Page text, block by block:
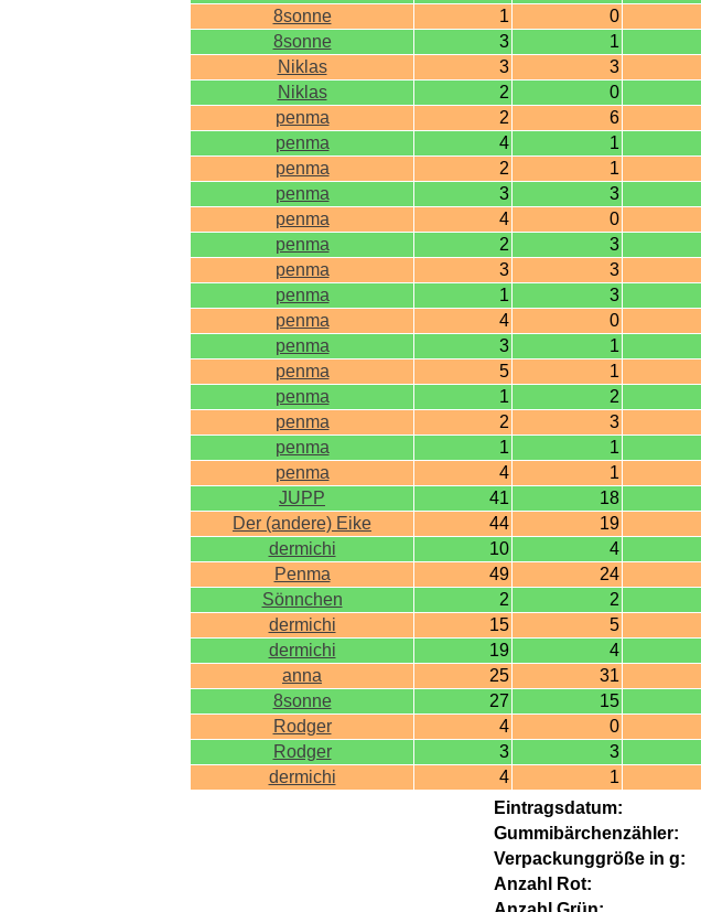
8sonne
1 0
8sonne
3 1
Niklas
3 3
Niklas
2 0
penma
2 6
penma
4 1
penma
2 1
penma
3 3
penma
4 0
penma
2 3
penma
3 3
penma
1 3
penma
4 0
penma
3 1
penma
5 1
penma
1 2
penma
2 3
penma
1 1
penma
4 1
JUPP
41 18
Der (andere) Eike
44 19
dermichi
10 4
Penma
49 24
Sönnchen
2 2
dermichi
15 5
dermichi
19 4
anna
25 31
8sonne
27 15
Rodger
4 0
Rodger
3 3
dermichi
4 1
Eintragsdatum:
Gummibärchenzähler:
Verpackunggröße in g:
Anzahl Rot: